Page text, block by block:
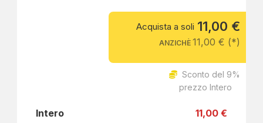
11,00 €
Acquista a soli
ANZICHÈ 11,00 € (*)
Sconto del 9%
prezzo Intero
Intero
11,00 €